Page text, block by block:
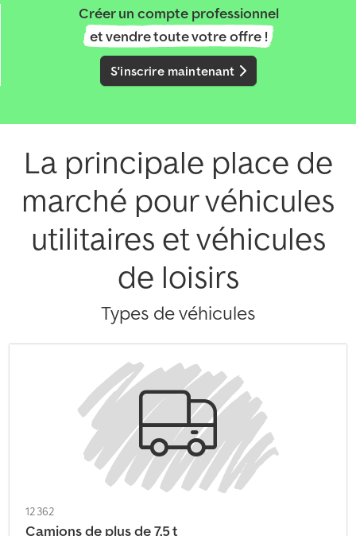
Créer un compte professionnel
et vendre toute votre offre !
S'inscrire maintenant
La principale place de
marché pour véhicules
utilitaires et véhicules
de loisirs
Types de véhicules
12 362
Camions de plus de 7,5 t